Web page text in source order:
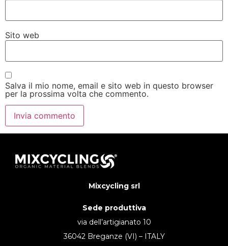
Sito web
Salva il mio nome, email e sito web in questo browser
per la prossima volta che commento.
Mixcycling srl
Sede produttiva
via dell’artigianato 10
36042 Breganze (VI) – ITALY